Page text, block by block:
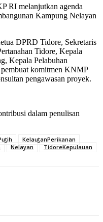
RI melanjutkan agenda
Kampung Nelayan
DPRD Tidore, Sekretaris
Tidore, Kepala
Kepala Pelabuhan
pembuat komitmen KNMP
pengawasan proyek.
dalam penulisan
KelautanPerikanan
Nelayan TidoreKepulauan